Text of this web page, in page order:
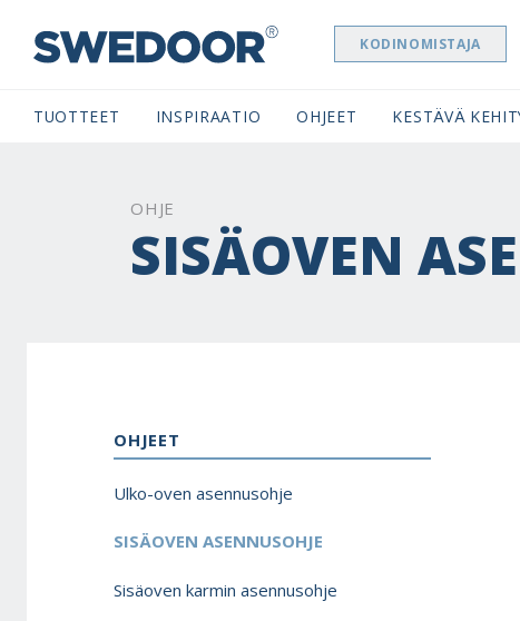
SWEDOOR NAVIGATION KODINOMISTAJA
TUOTTEET INSPIRAATIO OHJEET KESTÄVÄ
OHJE
SISÄOVEN
OHJEET
Ulko-oven asennusohje
SISÄOVEN ASENNUSOHJE
Sisäoven karmin asennusohje